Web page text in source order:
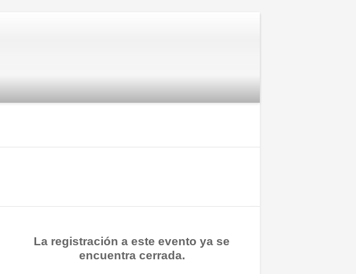
La registración a este evento ya se
encuentra cerrada.